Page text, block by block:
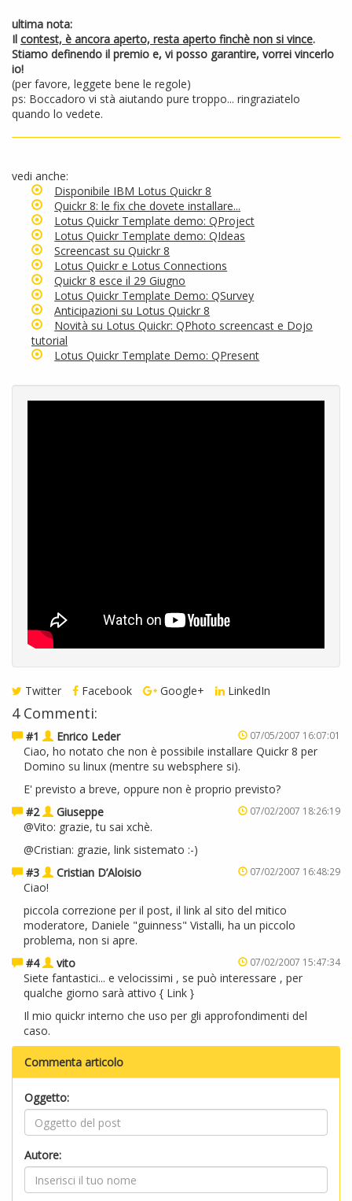
ultima nota:
Il contest, è ancora aperto, resta aperto finchè non si vince.
Stiamo definendo il premio e, vi posso garantire, vorrei vincerlo
io!
(per favore, leggete bene le regole)
ps: Boccadoro vi stà aiutando pure troppo... ringraziatelo
quando lo vedete.
vedi anche:
Disponibile IBM Lotus Quickr 8
Quickr 8: le fix che dovete installare...
Lotus Quickr Template demo: QProject
Lotus Quickr Template demo: QIdeas
Screencast su Quickr 8
Lotus Quickr e Lotus Connections
Quickr 8 esce il 29 Giugno
Lotus Quickr Template Demo: QSurvey
Anticipazioni su Lotus Quickr 8
Novità su Lotus Quickr: QPhoto screencast e Dojo
tutorial
Lotus Quickr Template Demo: QPresent
Twitter Facebook Google+ LinkedIn
4 Commenti:
#1 Enrico Leder 07/05/2007 16:07:01
Ciao, ho notato che non è possibile installare Quickr 8 per
Domino su linux (mentre su websphere si).
E' previsto a breve, oppure non è proprio previsto?
#2
Giuseppe 07/02/2007 18:26:19
@Vito: grazie, tu sai xchè.
@Cristian: grazie, link sistemato :-)
#3
Cristian D’Aloisio 07/02/2007 16:48:29
Ciao!
piccola correzione per il post, il link al sito del mitico
moderatore, Daniele "guinness" Vistalli, ha un piccolo
problema, non si apre.
#4
vito 07/02/2007 15:47:34
Siete fantastici... e velocissimi , se può interessare , per
qualche giorno sarà attivo { Link }
Il mio quickr interno che uso per gli approfondimenti del
caso.
Commenta articolo
Oggetto:
Autore: